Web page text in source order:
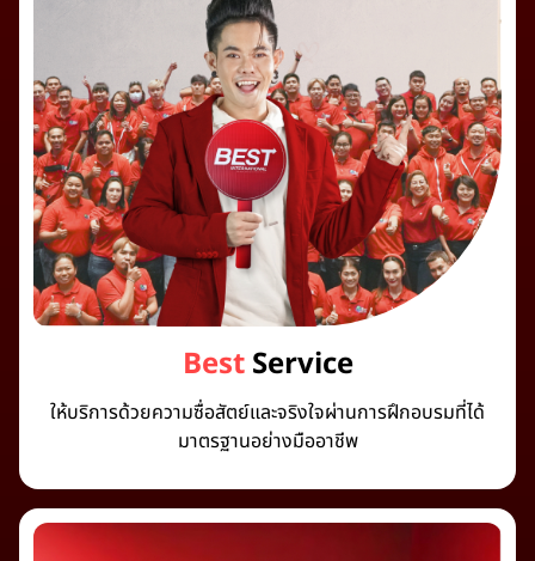
BestService
ให้บริการด้วยความซื่อสัตย์และจริงใจผ่านการฝึกอบรมที่ได้
มาตรฐานอย่างมืออาชีพ